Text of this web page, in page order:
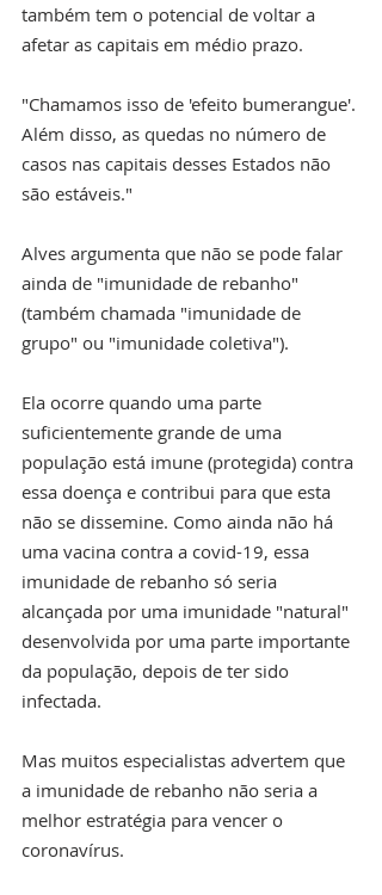
também tem o potencial de voltar a
afetar as capitais em médio prazo.
"Chamamos isso de 'efeito bumerangue'.
Além disso, as quedas no número de
casos nas capitais desses Estados não
são estáveis."
Alves argumenta que não se pode falar
ainda de "imunidade de rebanho"
(também chamada "imunidade de
grupo" ou "imunidade coletiva").
Ela ocorre quando uma parte
suficientemente grande de uma
população está imune (protegida) contra
essa doença e contribui para que esta
não se dissemine. Como ainda não há
uma vacina contra a covid-19, essa
imunidade de rebanho só seria
alcançada por uma imunidade "natural"
desenvolvida por uma parte importante
da população, depois de ter sido
infectada.
Mas muitos especialistas advertem que
a imunidade de rebanho não seria a
melhor estratégia para vencer o
coronavírus.